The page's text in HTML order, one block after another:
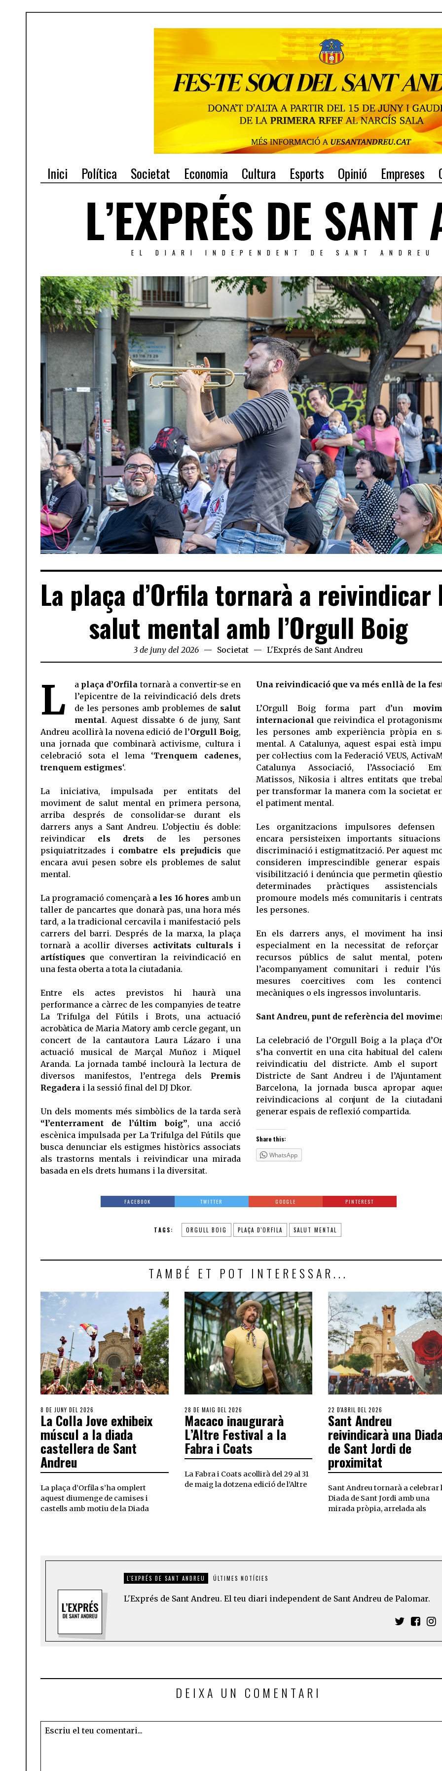
Inici Política Societat Economia Cultura Esports Opinió Empreses
EL DIARI INDEPENDENT DE SANT ANDREU
La plaça d’Orfila tornarà a reivindicar
salut mental amb l’Orgull Boig
3 de juny del 2026 Societat L'Exprés de Sant Andreu
L a plaça d’Orfila tornarà a convertir-se en
l’epicentre de la reivindicació dels drets
de les persones amb problemes de salut
mental. Aquest dissabte 6 de juny, Sant
Andreu acollirà la novena edició de l’Orgull Boig,
una jornada que combinarà activisme, cultura i
celebració sota el lema ‘Trenquem cadenes,
trenquem estigmes‘.
La iniciativa, impulsada per entitats del
moviment de salut mental en primera persona,
arriba després de consolidar-se durant els
darrers anys a Sant Andreu. L’objectiu és doble:
reivindicar els drets de les persones
psiquiatritzades i combatre els prejudicis que
encara avui pesen sobre els problemes de salut
mental.
La programació començarà a les 16 hores amb un
taller de pancartes que donarà pas, una hora més
tard, a la tradicional cercavila i manifestació pels
carrers del barri. Després de la marxa, la plaça
tornarà a acollir diverses activitats culturals i
artístiques que convertiran la reivindicació en
una festa oberta a tota la ciutadania.
Entre els actes previstos hi haurà una
performance a càrrec de les companyies de teatre
La Trifulga del Fútils i Brots, una actuació
acrobàtica de Maria Matory amb cercle gegant, un
concert de la cantautora Laura Lázaro i una
actuació musical de Marçal Muñoz i Miquel
Aranda. La jornada també inclourà la lectura de
diversos manifestos, l’entrega dels Premis
Regadera i la sessió final del DJ Dkor.
Un dels moments més simbòlics de la tarda serà
“l’enterrament de l’últim boig”, una acció
escènica impulsada per La Trifulga del Fútils que
busca denunciar els estigmes històrics associats
als trastorns mentals i reivindicar una mirada
basada en els drets humans i la diversitat.
Una reivindicació que va més enllà de la
L’Orgull Boig forma part d’un
internacional que reivindica el
les persones amb experiència pròpia en
mental. A Catalunya, aquest espai està
per col·lectius com la Federació VEUS,
Catalunya Associació, l’Associació
Matissos, Nikosia i altres entitats que
per transformar la manera com la societat
el patiment mental.
Les organitzacions impulsores defensen
encara persisteixen importants
discriminació i estigmatització. Per aquest
consideren imprescindible generar
visibilització i denúncia que permetin
determinades pràctiques
promoure models més comunitaris i
les persones.
En els darrers anys, el moviment ha
especialment en la necessitat de
recursos públics de salut mental,
l’acompanyament comunitari i reduir
mesures coercitives com les
mecàniques o els ingressos involuntaris.
Sant Andreu, punt de referència del
La celebració de l’Orgull Boig a la plaça
s’ha convertit en una cita habitual del
reivindicatiu del districte. Amb el suport
Districte de Sant Andreu i de
Barcelona, la jornada busca apropar
reivindicacions al conjunt de la
generar espais de reflexió compartida.
Share this:
WhatsApp
FACEBOOK TWITTER GOOGLE PINTEREST
TAGS: ORGULL BOIG PLAÇA D'ORFILA SALUT MENTAL
TAMBÉ ET POT INTERESSAR...
8 DE JUNY DEL 2026
La Colla Jove exhibeix
múscul a la diada
castellera de Sant
Andreu
La plaça d’Orfila s’ha omplert
aquest diumenge de camises i
castells amb motiu de la Diada
28 DE MAIG DEL 2026
Macaco inaugurarà
L’Altre Festival a la
Fabra i Coats
La Fabra i Coats acollirà del 29 al 31
de maig la dotzena edició de l’Altre
22 D'ABRIL DEL 2026
Sant Andreu
reivindicarà una
de Sant Jordi de
proximitat
Sant Andreu tornarà a celebrar
Diada de Sant Jordi amb una
mirada pròpia, arrelada als
L'EXPRÉS DE SANT ANDREU ÚLTIMES NOTÍCIES
L'Exprés de Sant Andreu. El teu diari independent de Sant Andreu de Palomar.
DEIXA UN COMENTARI